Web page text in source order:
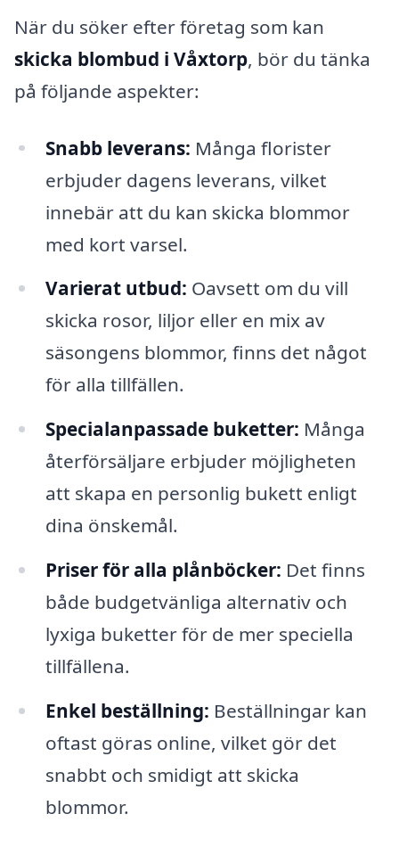
När du söker efter företag som kan
skicka blombud i Våxtorp, bör du tänka
på följande aspekter:
Snabb leverans: Många florister
erbjuder dagens leverans, vilket
innebär att du kan skicka blommor
med kort varsel.
Varierat utbud: Oavsett om du vill
skicka rosor, liljor eller en mix av
säsongens blommor, finns det något
för alla tillfällen.
Specialanpassade buketter: Många
återförsäljare erbjuder möjligheten
att skapa en personlig bukett enligt
dina önskemål.
Priser för alla plånböcker: Det finns
både budgetvänliga alternativ och
lyxiga buketter för de mer speciella
tillfällena.
Enkel beställning: Beställningar kan
oftast göras online, vilket gör det
snabbt och smidigt att skicka
blommor.